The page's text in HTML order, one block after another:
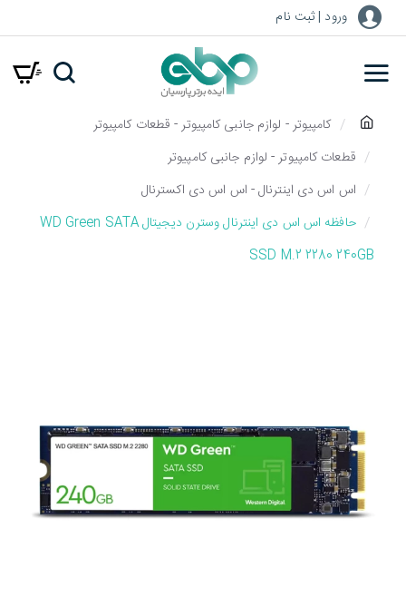
ورود | ثبت نام
o
e
کامپیوتر - لوازم جانبی کامپیوتر - قطعات کامپیوتر
قطعات کامپیوتر - لوازم جانبی کامپیوتر
اس اس دی اینترنال - اس اس دی اکسترنال
حافظه اس اس دی اینترنال وسترن دیجیتال WD Green SATA
SSD M.2 2280 240GB